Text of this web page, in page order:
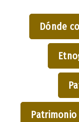
Dónde